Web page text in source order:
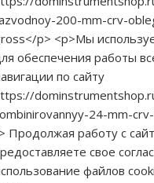
200-mm-crv-
p> <p>Мы
обеспечения работы
по сайту
24-mm-
Продолжая работу с
свое
файлов